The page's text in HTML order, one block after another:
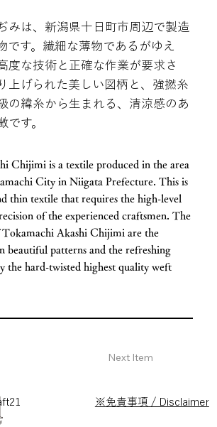
みは、新潟県十日町市周辺で製造
です。繊細な薄物であるがゆえ
度な技術と正確な作業が要求さ
上げられた美しい図柄と、強撚糸
の緯糸から生まれる、清涼感のあ
です。
Chijimi is a textile produced in the area
City in Niigata Prefecture. This is
thin textile that requires the high-level
of the experienced craftsmen. The
Tokamachi Akashi Chijimi are the
beautiful patterns and the refreshing
the hard-twisted highest quality weft
Next Item
※免責事項 / Disclaimer